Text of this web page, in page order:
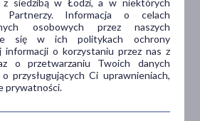
do Apteki
dla
Partnerzy. Informacja o celach
osobowych przez naszych
się w ich politykach ochrony
informacji o korzystaniu przez nas z
o przetwarzaniu Twoich danych
przysługujących Ci uprawnieniach,
prywatności.